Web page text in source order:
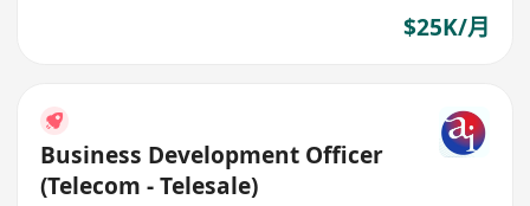
$25K/月
Business Development Officer
(Telecom - Telesale)